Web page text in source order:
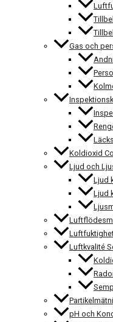
Gas och
Koldioxid
Ljud och
Ljud
Ljud
Luftkvalité
pH och